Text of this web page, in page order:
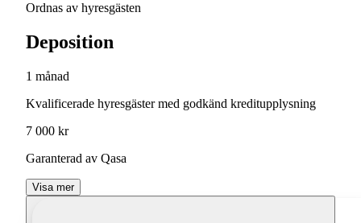
Ordnas av hyresgästen
Deposition
1 månad
Kvalificerade hyresgäster med godkänd kreditupplysning
7 000 kr
Garanterad av Qasa
Visa mer